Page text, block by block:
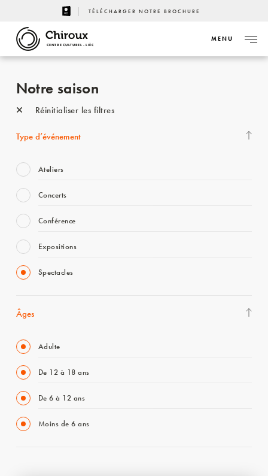
TÉLÉCHARGER NOTRE BROCHURE
CENTRE CULTUREL - LIÈGE
MENU
Notre saison
Réinitialiser les filtres
Type d’événement
Ateliers
Concerts
Conférence
Expositions
Spectacles
Âges
Adulte
De 12 à 18 ans
De 6 à 12 ans
Moins de 6 ans